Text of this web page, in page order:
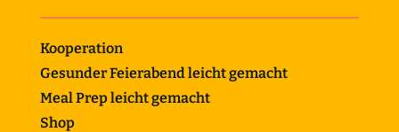
Kooperation
Gesunder Feierabend leicht gemacht
Meal Prep leicht gemacht
Shop